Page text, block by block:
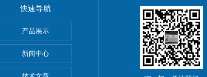
快速导航
产品展示
新闻中心